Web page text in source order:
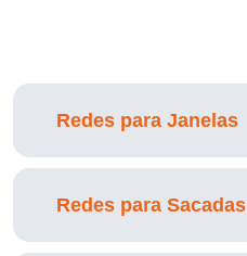
Redes para Janelas
Redes para Sacadas